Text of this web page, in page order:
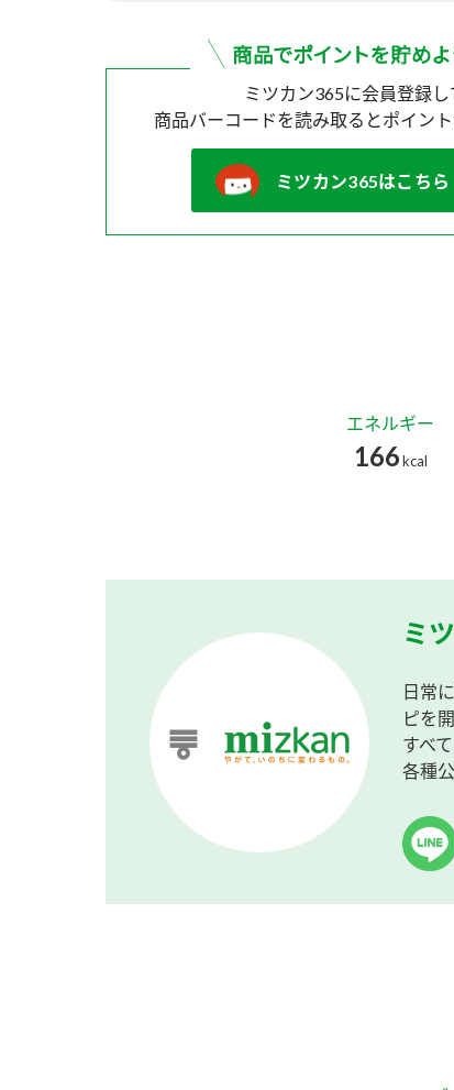
ミツカン365に会員登録し
商品バーコードを読み取ると ポイン
ミツカン365はこちら
エネルギー
166kcal
ミ
日常
ピを
すべ
各種